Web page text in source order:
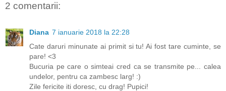
2 comentarii:
Diana 7 ianuarie 2018 la 22:28
Cate daruri minunate ai primit si tu! Ai fost tare cuminte, se
pare! <3
Bucuria pe care o simteai cred ca se transmite pe... calea
undelor, pentru ca zambesc larg! :)
Zile fericite iti doresc, cu drag! Pupici!